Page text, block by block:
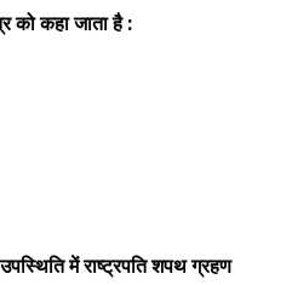
को कहा जाता है :
में राष्ट्रपति शपथ ग्रहण